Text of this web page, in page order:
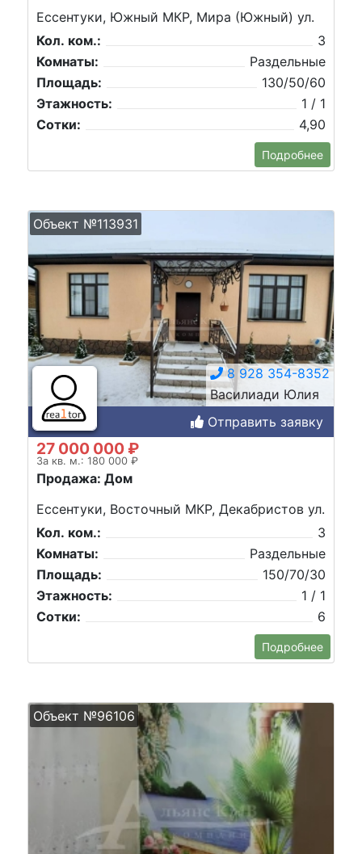
Ессентуки, Южный МКР, Мира (Южный) ул.
Кол. ком.:
3
Комнаты:
Раздельные
Площадь:
130/50/60
Этажность:
1 / 1
Сотки:
4,90
Подробнее
Объект №113931
8 928 354-8352
Василиади Юлия
Отправить заявку
27 000 000 ₽
За кв. м.: 180 000 ₽
Продажа: Дом
Ессентуки, Восточный МКР, Декабристов ул.
Кол. ком.:
3
Комнаты:
Раздельные
Площадь:
150/70/30
Этажность:
1 / 1
Сотки:
6
Подробнее
Объект №96106